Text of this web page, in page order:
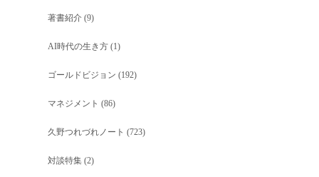
著書紹介(9)
AI時代の生き方(1)
ゴールドビジョン (192)
マネジメント (86)
久野つれづれノート (723)
対談特集(2)